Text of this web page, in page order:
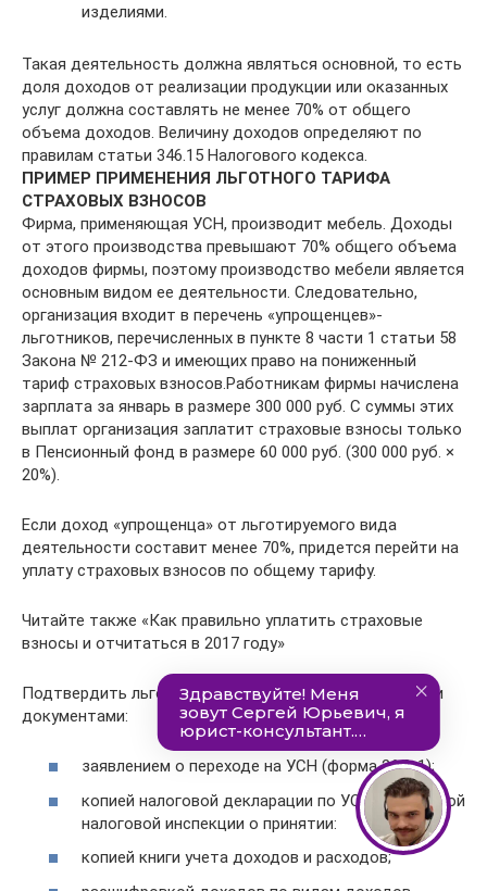
изделиями.
Такая деятельность должна являться основной, то есть
доля доходов от реализации продукции или оказанных
услуг должна составлять не менее 70% от общего
объема доходов. Величину доходов определяют по
правилам статьи 346.15 Налогового кодекса.
ПРИМЕР ПРИМЕНЕНИЯ ЛЬГОТНОГО ТАРИФА
СТРАХОВЫХ ВЗНОСОВ
Фирма, применяющая УСН, производит мебель. Доходы
от этого производства превышают 70% общего объема
доходов фирмы, поэтому производство мебели является
основным видом ее деятельности. Следовательно,
организация входит в перечень «упрощенцев»-
льготников, перечисленных в пункте 8 части 1 статьи 58
Закона № 212-ФЗ и имеющих право на пониженный
тариф страховых взносов.Работникам фирмы начислена
зарплата за январь в размере 300 000 руб. С суммы этих
выплат организация заплатит страховые взносы только
в Пенсионный фонд в размере 60 000 руб. (300 000 руб. ×
20%).
Если доход «упрощенца» от льготируемого вида
деятельности составит менее 70%, придется перейти на
уплату страховых взносов по общему тарифу.
Читайте также «Как правильно уплатить страховые
взносы и отчитаться в 2017 году»
Подтвердить льготу «упрощенцы» могут следующими
документами:
заявлением о переходе на УСН (форма 26.2-1);
копией налоговой декларации по УСН с отметкой
налоговой инспекции о принятии:
копией книги учета доходов и расходов;